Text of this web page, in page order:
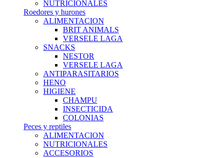
NUTRICIONALES
Roedores y hurones
ALIMENTACION
BRIT ANIMALS
VERSELE LAGA
SNACKS
NESTOR
VERSELE LAGA
ANTIPARASITARIOS
HENO
HIGIENE
CHAMPU
INSECTICIDA
COLONIAS
Peces y reptiles
ALIMENTACION
NUTRICIONALES
ACCESORIOS